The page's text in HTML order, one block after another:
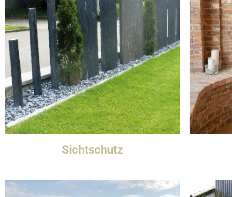
Sichtschutz